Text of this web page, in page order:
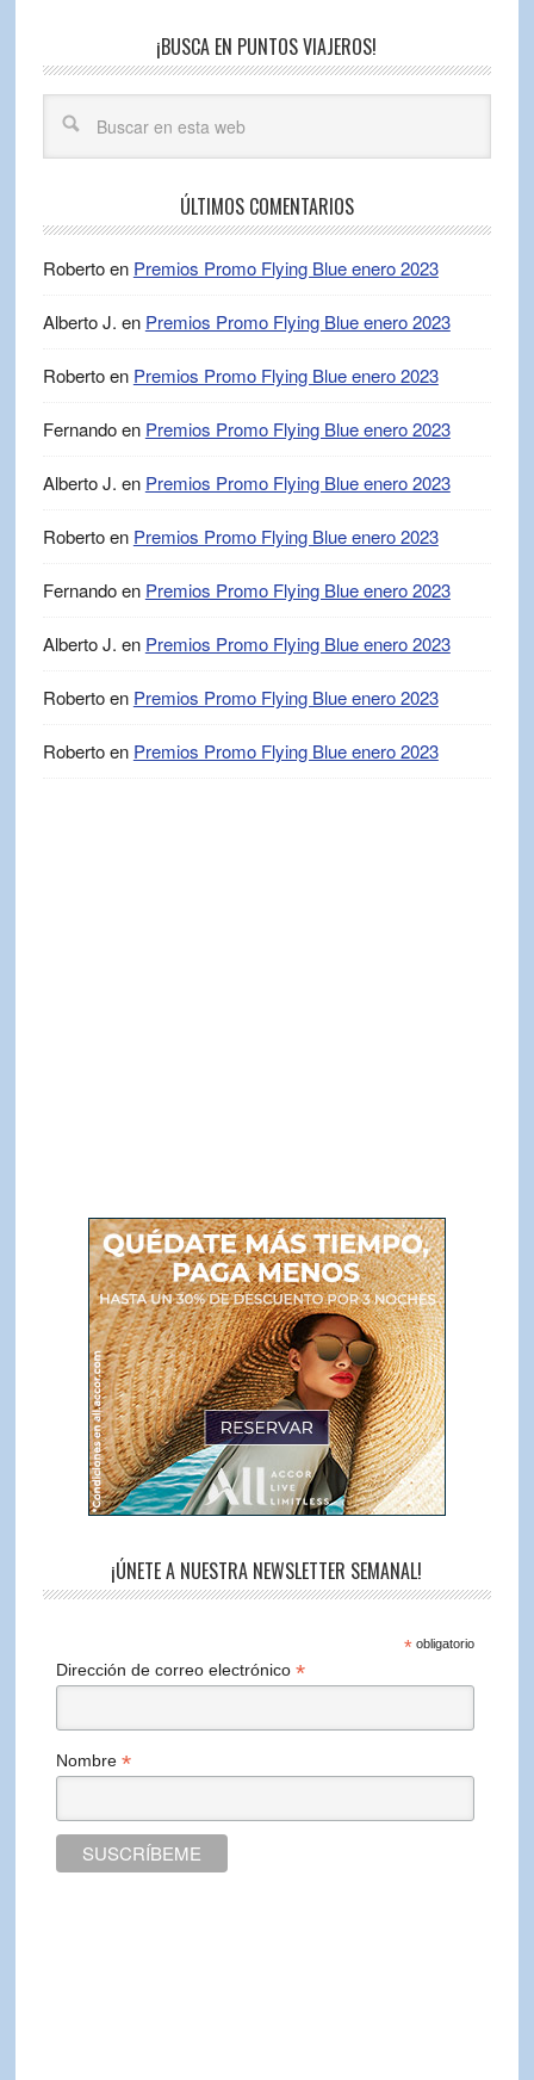
¡BUSCA EN PUNTOS VIAJEROS!
ÚLTIMOS COMENTARIOS
Robertoen Premios Promo Flying Blue enero 2023
Alberto J. en Premios Promo Flying Blue enero 2023
Robertoen Premios Promo Flying Blue enero 2023
Fernandoen Premios Promo Flying Blue enero 2023
Alberto J. en Premios Promo Flying Blue enero 2023
Robertoen Premios Promo Flying Blue enero 2023
Fernandoen Premios Promo Flying Blue enero 2023
Alberto J. en Premios Promo Flying Blue enero 2023
Robertoen Premios Promo Flying Blue enero 2023
Robertoen Premios Promo Flying Blue enero 2023
¡ÚNETE A NUESTRA NEWSLETTER SEMANAL!
*obligatorio
Dirección de correo electrónico*
Nombre*